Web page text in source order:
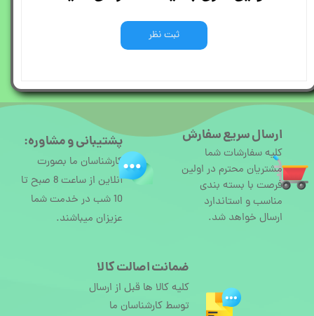
ثبت نظر
ارسال سریع سفارش
کلیه سفارشات شما
مشتریان محترم در اولین
فرصت با بسته بندی
مناسب و استاندارد
ارسال خواهد شد.
پشتیبانی و مشاوره:
کارشناسان ما بصورت
آنلاین از ساعت 8 صبح تا
10 شب در خدمت شما
عزیزان میباشند.
ضمانت اصالت کالا
کلیه کالا ها قبل از ارسال
توسط کارشناسان ما